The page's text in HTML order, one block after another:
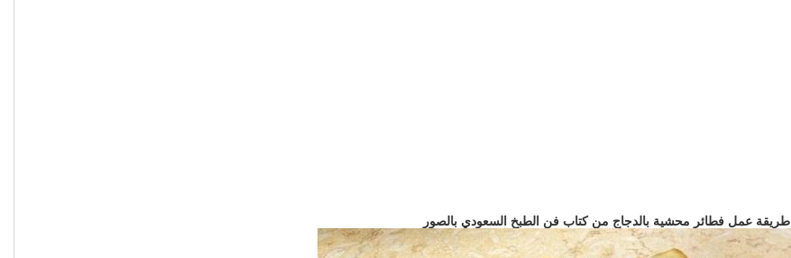
طريقة عمل فطائر محشية بالدجاج من كتاب فن الطبخ السعودي بالصور